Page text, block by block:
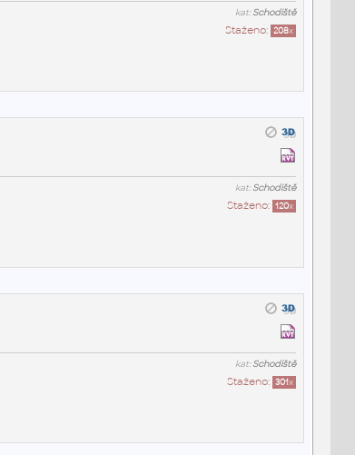
kat:Schodiště
Staženo: 208x
kat:Schodiště
Staženo: 120x
kat:Schodiště
Staženo: 301x